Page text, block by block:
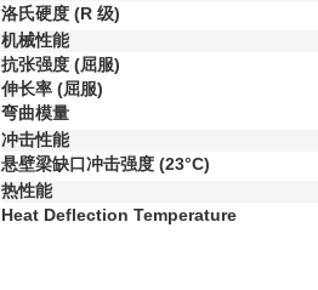
洛氏硬度 (R 级)
机械性能
抗张强度 (屈服)
伸长率 (屈服)
弯曲模量
冲击性能
悬壁梁缺口冲击强度 (23°C)
热性能
Heat Deflection Temperature